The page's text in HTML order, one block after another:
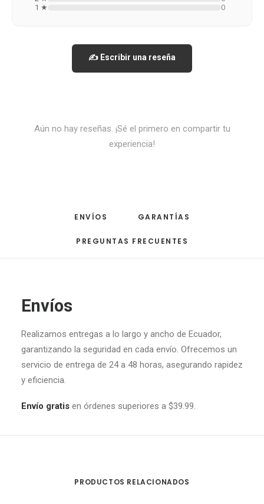
1 ★
0
✍️ Escribir una reseña
Aún no hay reseñas. ¡Sé el primero en compartir tu
experiencia!
ENVÍOS GARANTÍAS
PREGUNTAS FRECUENTES
Envíos
Realizamos entregas a lo largo y ancho de Ecuador,
garantizando la seguridad en cada envío. Ofrecemos un
servicio de entrega de 24 a 48 horas, asegurando rapidez
y eficiencia.
Envío gratis en órdenes superiores a $39.99.
PRODUCTOS RELACIONADOS